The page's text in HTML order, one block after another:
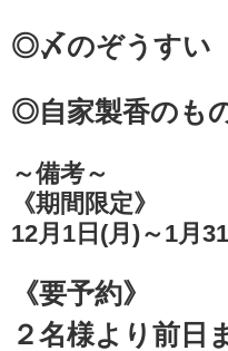
◎〆のぞうすい
◎自家製香のも
～備考～
《期間限定》
12月1日(月)～1月
《要予約》
２名様より前日